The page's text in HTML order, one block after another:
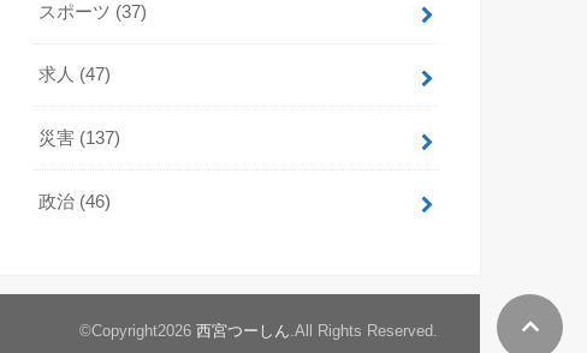
スポーツ (37)
求人 (47)
災害 (137)
政治 (46)
©Copyright2026 西宮つーしん.All Rights Reserved.